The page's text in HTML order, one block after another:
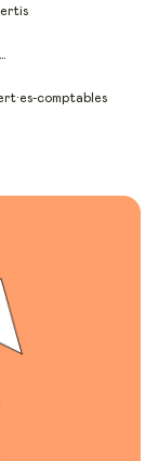
comptables